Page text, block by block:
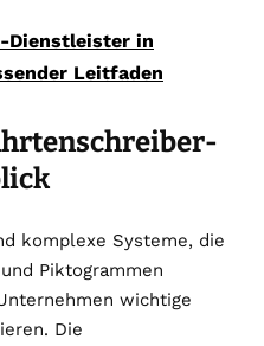
Dienstleister in
Leitfaden
komplexe Systeme, die
Piktogrammen
wichtige
Die